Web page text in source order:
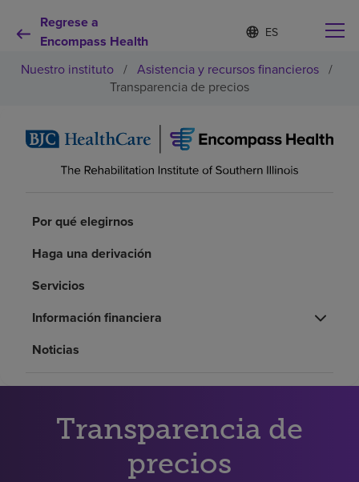
Regrese a
Encompass Health
Lista
de
idiomas
contraída
d
o
m
l
c
Por qué debe elegirnos
Pacientes y cuidadores
Recursos de salud
Acerca de nosotros
Inversores
Nuestro instituto / Asistencia y recursos financieros /
Transparencia de precios
Por qué elegirnos
Haga una derivación
Servicios
Información financiera
Noticias
Transparencia de
precios